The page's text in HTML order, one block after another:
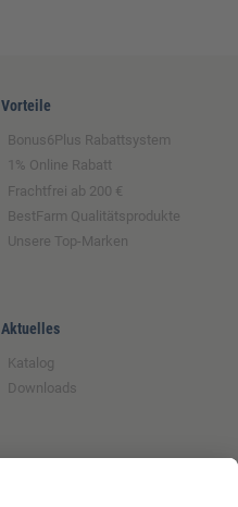
Vorteile
Bonus6Plus Rabattsystem
1% Online Rabatt
Frachtfrei ab 200 €
BestFarm Qualitätsprodukte
Unsere Top-Marken
Aktuelles
Katalog
Downloads